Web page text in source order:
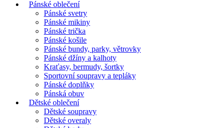
Pánské oblečení
Pánské svetry
Pánské mikiny
Pánské trička
Pánské košile
Pánské bundy, parky, větrovky
Pánské džíny a kalhoty
Kraťasy, bermudy, šortky
Sportovní soupravy a tepláky
Pánské doplňky
Pánská obuv
Dětské oblečení
Dětské soupravy
Dětské overaly